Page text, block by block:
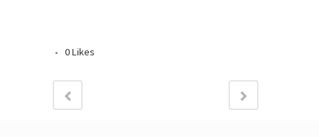
0Likes